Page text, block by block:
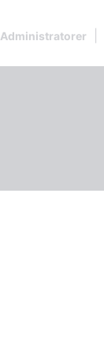
Administratorer